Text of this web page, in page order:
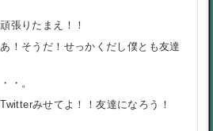
張りたまえ！！
！そうだ！せっかくだし僕とも友達
・。
みせてよ！！友達になろう！